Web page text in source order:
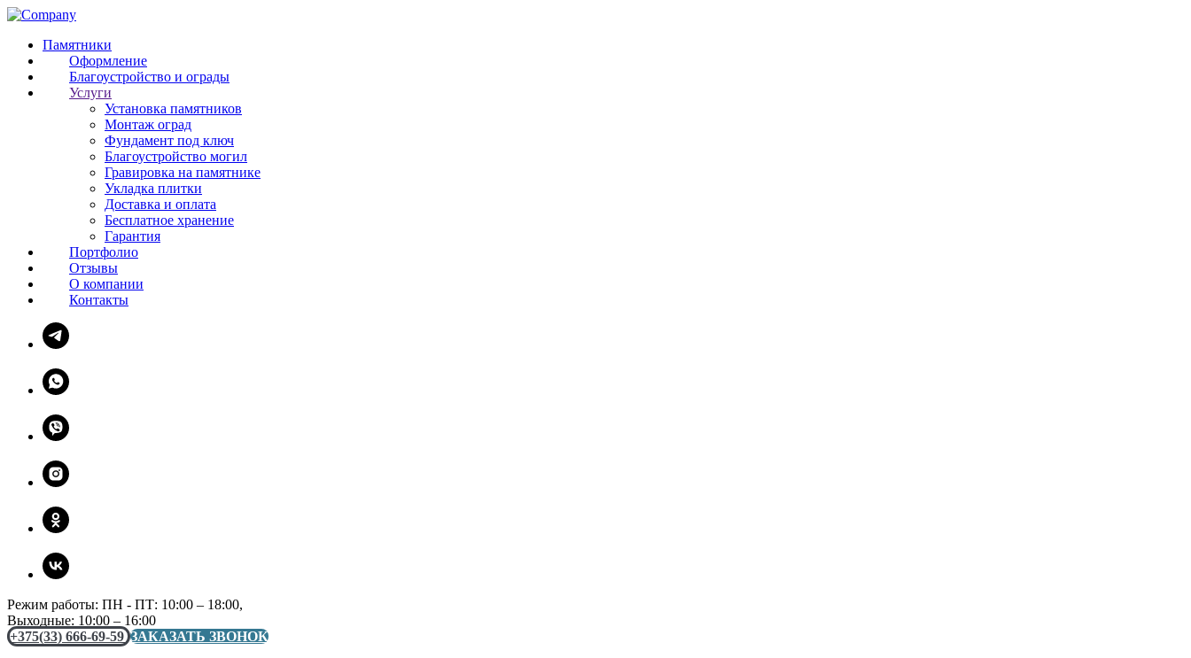
Памятники
Оформление
Благоустройство и ограды
Услуги
Установка памятников
Монтаж оград
Фундамент под ключ
Благоустройство могил
Гравировка на памятнике
Укладка плитки
Доставка и оплата
Бесплатное хранение
Гарантия
Портфолио
Отзывы
О компании
Контакты
Режим работы: ПН - ПТ: 10:00 – 18:00,
Выходные: 10:00 – 16:00
+375(33) 666-69-59 ЗАКАЗАТЬ ЗВОНОК